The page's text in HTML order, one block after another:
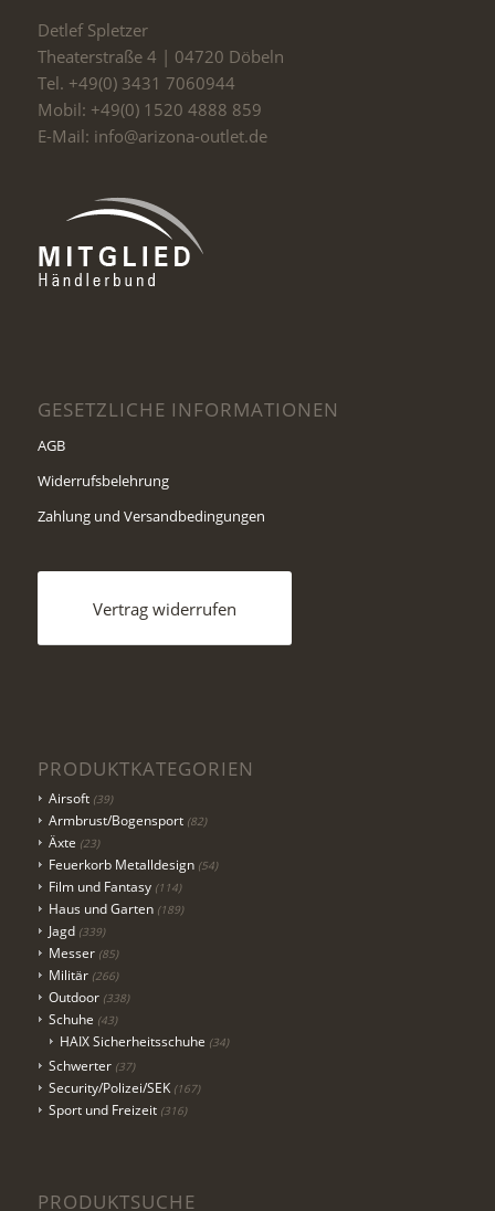
Detlef Spletzer
Theaterstraße 4 | 04720 Döbeln
Tel. +49(0) 3431 7060944
Mobil: +49(0) 1520 4888 859
E-Mail: info@arizona-outlet.de
GESETZLICHE INFORMATIONEN
AGB
Widerrufsbelehrung
Zahlung und Versandbedingungen
Vertrag widerrufen
PRODUKTKATEGORIEN
Airsoft (39)
Armbrust/Bogensport (82)
Äxte (23)
Feuerkorb Metalldesign (54)
Film und Fantasy (114)
Haus und Garten (189)
Jagd (339)
Messer (85)
Militär (266)
Outdoor (338)
Schuhe (43)
HAIX Sicherheitsschuhe (34)
Schwerter (37)
Security/Polizei/SEK (167)
Sport und Freizeit (316)
PRODUKTSUCHE